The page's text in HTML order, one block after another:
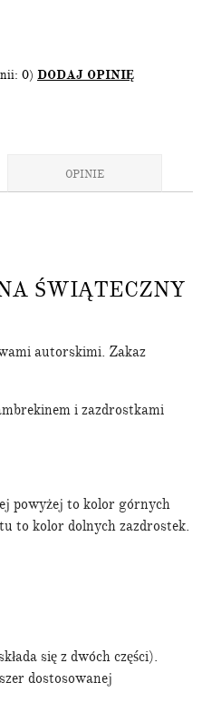
0) DODAJ OPINIĘ
OPINIE
ŚWIĄTECZNY
autorskimi. Zakaz
i zazdrostkami
powyżej to kolor górnych
to kolor dolnych zazdrostek.
się z dwóch części).
dostosowanej